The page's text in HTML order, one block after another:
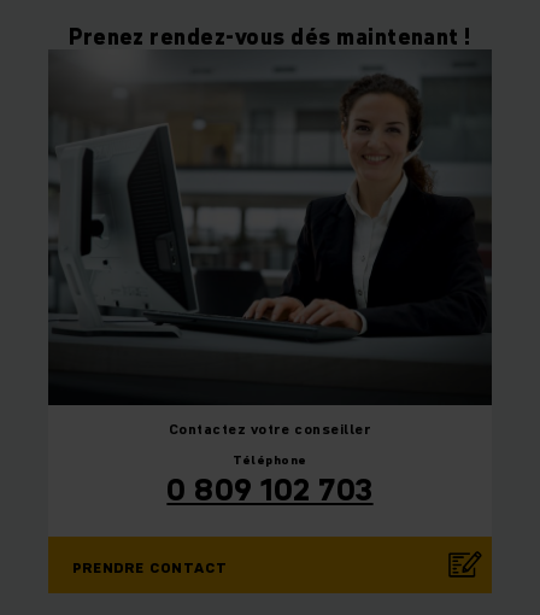
Prenez rendez-vous dés maintenant !
Contactez votre conseiller
Téléphone
0 809 102 703
PRENDRE CONTACT